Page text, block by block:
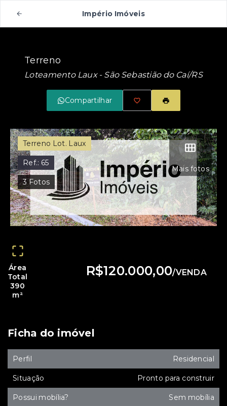
Império Imóveis
Terreno
Loteamento Laux - São Sebastião do Caí/RS
Compartilhar
Mais fotos
Terreno Lot. Laux
Ref.: 65
3Fotos
Área
Total
390
m²
R$120.000,00/VENDA
Ficha do imóvel
Perfil Residencial
Situação Pronto para construir
Possui mobília? Sem mobília